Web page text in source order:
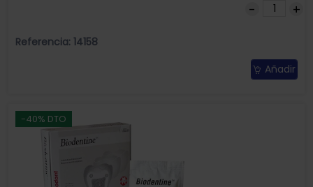
Referencia: 14158
Añadir
-40% DTO